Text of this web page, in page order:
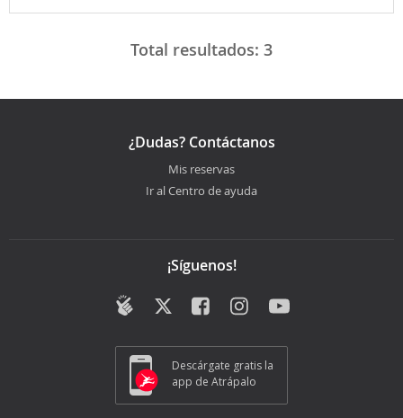
Total resultados: 3
¿Dudas? Contáctanos
Mis reservas
Ir al Centro de ayuda
¡Síguenos!
Descárgate gratis la
app de Atrápalo